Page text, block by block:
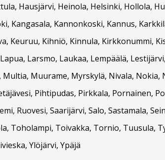
Hausjärvi, Heinola, Helsinki, Hollola,
Kangasala, Kannonkoski, Kannus,
Keuruu, Kihniö, Kinnula, Kirkkonummi,
Larsmo, Laukaa, Lempäälä,
Muurame, Myrskylä, Nivala,
Pihtipudas, Pirkkala, Pornainen,
Ruovesi, Saarijärvi, Salo, Sastamala,
Toholampi, Toivakka, Tornio, Tuusula,
Ylöjärvi, Ypäjä